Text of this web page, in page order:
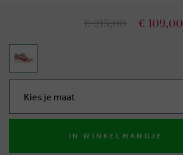
€ 215,00 € 109,00
Kies je maat
IN WINKELMANDJE